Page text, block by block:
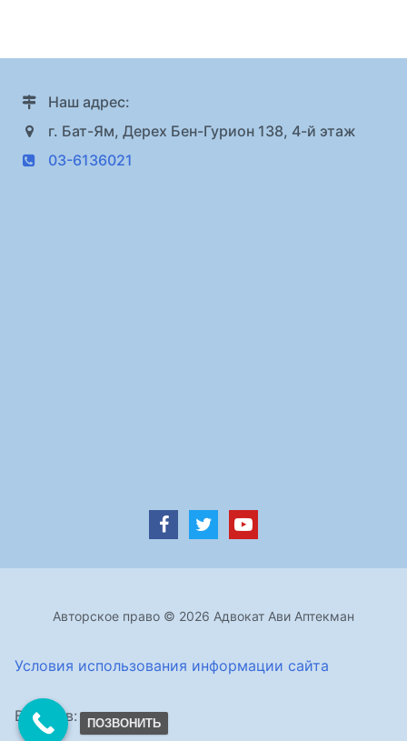
Наш адрес:
г. Бат-Ям, Дерех Бен-Гурион 138, 4-й этаж
03-6136021
Авторское право © 2026 Адвокат Ави Аптекман
Условия использования информации сайта
Визитов: ПОЗВОНИТЬ